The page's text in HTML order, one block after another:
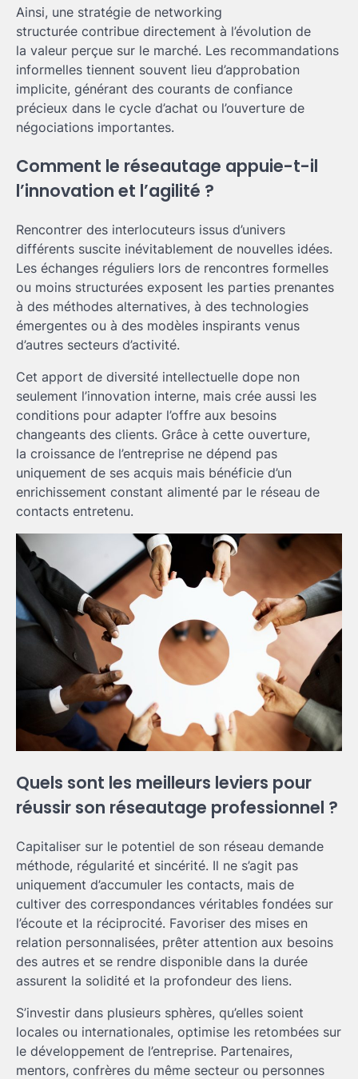
Ainsi, une stratégie de networking
structurée contribue directement à l’évolution de
la valeur perçue sur le marché. Les recommandations
informelles tiennent souvent lieu d’approbation
implicite, générant des courants de confiance
précieux dans le cycle d’achat ou l’ouverture de
négociations importantes.
Comment le réseautage appuie-t-il
l’innovation et l’agilité ?
Rencontrer des interlocuteurs issus d’univers
différents suscite inévitablement de nouvelles idées.
Les échanges réguliers lors de rencontres formelles
ou moins structurées exposent les parties prenantes
à des méthodes alternatives, à des technologies
émergentes ou à des modèles inspirants venus
d’autres secteurs d’activité.
Cet apport de diversité intellectuelle dope non
seulement l’innovation interne, mais crée aussi les
conditions pour adapter l’offre aux besoins
changeants des clients. Grâce à cette ouverture,
la croissance de l’entreprise ne dépend pas
uniquement de ses acquis mais bénéficie d’un
enrichissement constant alimenté par le réseau de
contacts entretenu.
Quels sont les meilleurs leviers pour
réussir son réseautage professionnel ?
Capitaliser sur le potentiel de son réseau demande
méthode, régularité et sincérité. Il ne s’agit pas
uniquement d’accumuler les contacts, mais de
cultiver des correspondances véritables fondées sur
l’écoute et la réciprocité. Favoriser des mises en
relation personnalisées, prêter attention aux besoins
des autres et se rendre disponible dans la durée
assurent la solidité et la profondeur des liens.
S’investir dans plusieurs sphères, qu’elles soient
locales ou internationales, optimise les retombées sur
le développement de l’entreprise. Partenaires,
mentors, confrères du même secteur ou personnes